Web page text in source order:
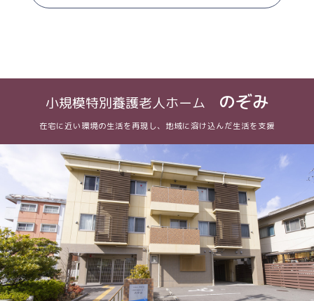
小規模特別養護老人ホーム のぞみ
在宅に近い環境の生活を再現し、地域に溶け込んだ生活を支援